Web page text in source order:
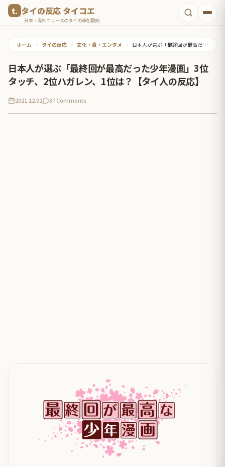
タイの反応 タイコエ
日本・海外ニュースのタイの声を翻訳
ホーム • タイの反応 • 文化・食・エンタメ • 日本人が選ぶ「最終回が最高だった少年漫画」3位タッチ、2位ハガレン、1位は？【タイ人の反応】
日本人が選ぶ「最終回が最高だった少年漫画」3位
タッチ、2位ハガレン、1位は？【タイ人の反応】
2021.12.02 37 Comments